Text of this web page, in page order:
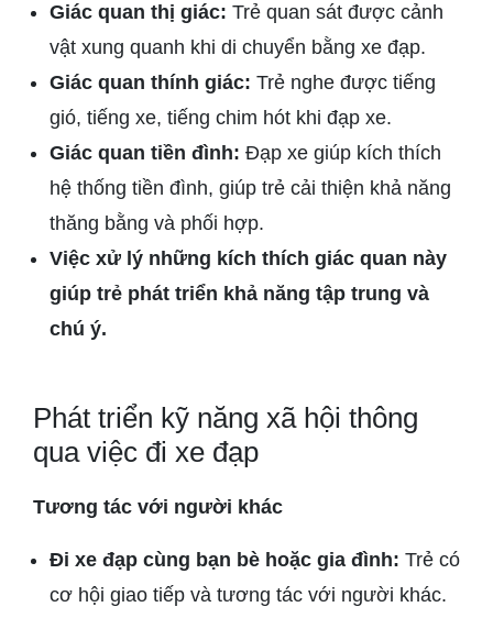
Giác quan thị giác: Trẻ quan sát được cảnh
vật xung quanh khi di chuyển bằng xe đạp.
Giác quan thính giác: Trẻ nghe được tiếng
gió, tiếng xe, tiếng chim hót khi đạp xe.
Giác quan tiền đình: Đạp xe giúp kích thích
hệ thống tiền đình, giúp trẻ cải thiện khả năng
thăng bằng và phối hợp.
Việc xử lý những kích thích giác quan này
giúp trẻ phát triển khả năng tập trung và
chú ý.
Phát triển kỹ năng xã hội thông
qua việc đi xe đạp
Tương tác với người khác
Đi xe đạp cùng bạn bè hoặc gia đình: Trẻ có
cơ hội giao tiếp và tương tác với người khác.